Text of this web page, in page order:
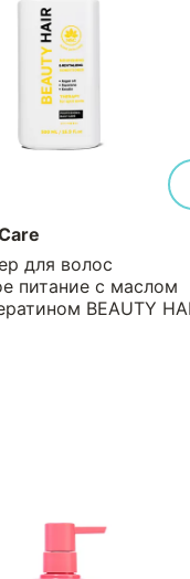
для волос
питание с маслом
BEAUTY